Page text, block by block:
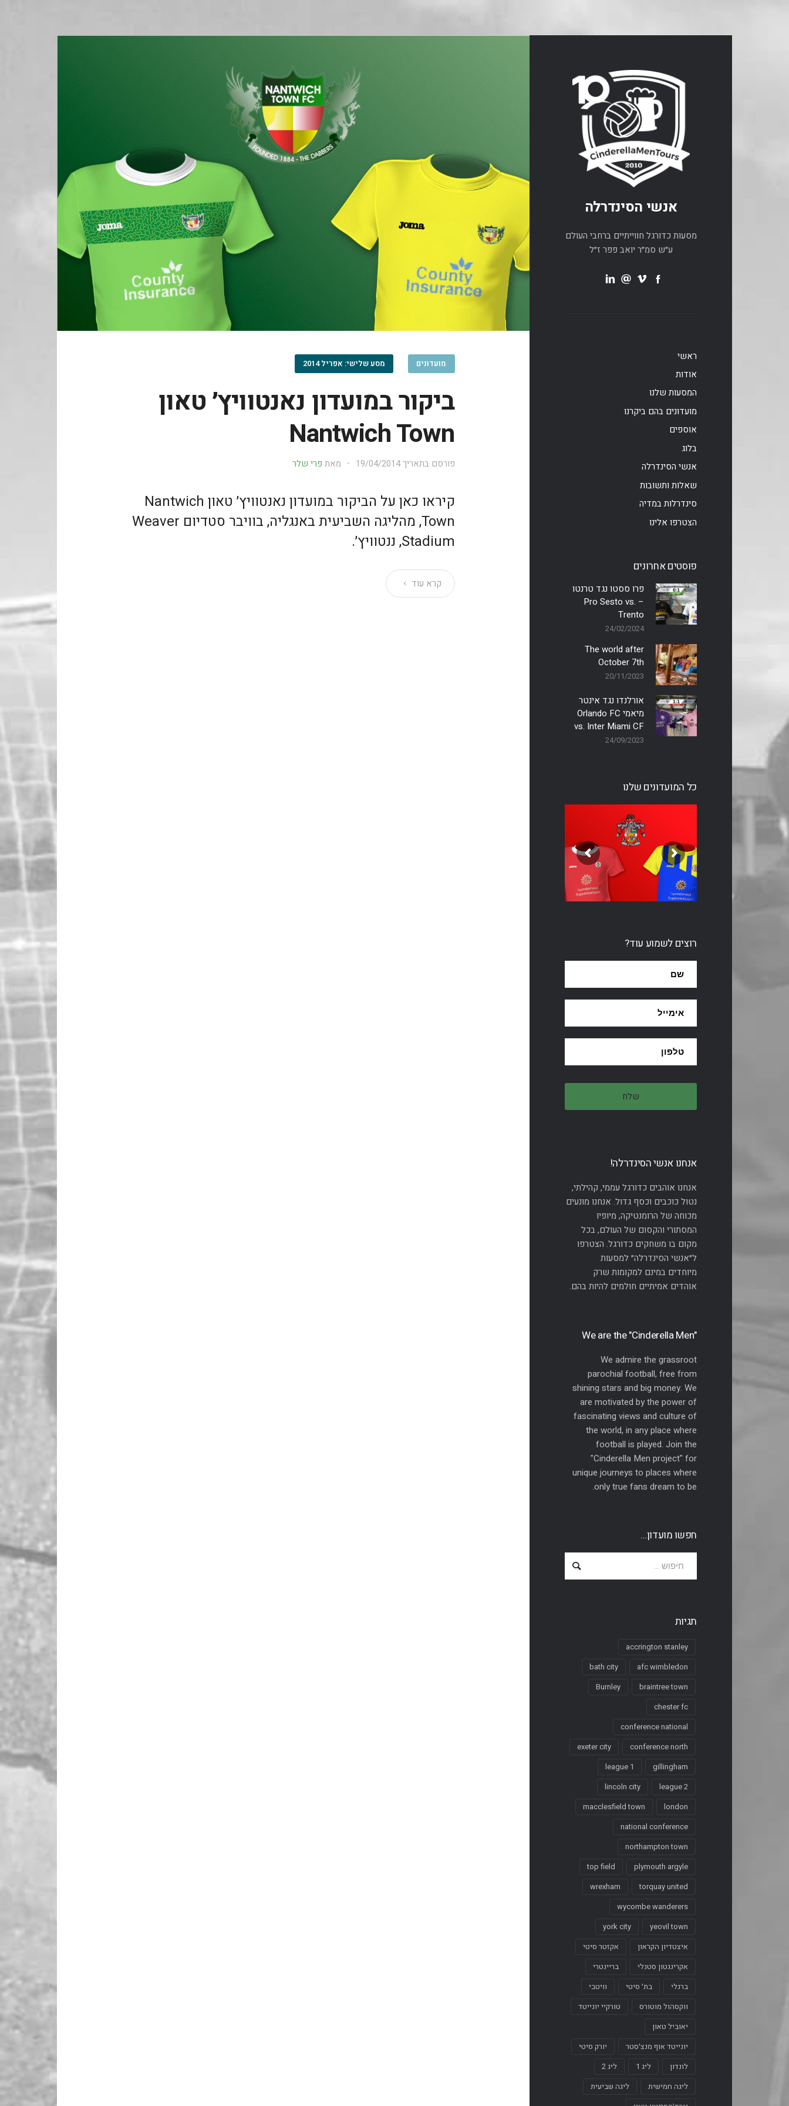
אנשי הסינדרלה
מסעות כדורגל חווייתיים ברחבי העולם
ע״ש סמ״ר יואב פפר ז״ל
ראשי
אודות
המסעות שלנו
מועדונים בהם ביקרנו
אוספים
בלוג
אנשי הסינדרלה
שאלות ותשובות
סינדרלות במדיה
הצטרפו אלינו
פוסטים אחרונים
פרו ססטו נגד טרנטו
– Pro Sesto vs.
Trento
24/02/2024
The world after
October 7th
20/11/2023
אורלנדו נגד אינטר
מיאמי Orlando FC
vs. Inter Miami CF
24/09/2023
כל המועדונים שלנו
רוצים לשמוע עוד?
אנחנו אנשי הסינדרלה!
אנחנו אוהבים כדורגל עממי, קהילתי,
נטול כוכבים וכסף גדול. אנחנו מונעים
מכוחה של הרומנטיקה, מיופיו
המסתורי והקסום של העולם, בכל
מקום בו משחקים כדורגל. הצטרפו
ל״אנשי הסינדרלה״ למסעות
מיוחדים במינם למקומות שרק
אוהדים אמיתיים חולמים להיות בהם.
"We are the "Cinderella Men
We admire the grassroot
parochial football, free from
shining stars and big money. We
are motivated by the power of
fascinating views and culture of
the world, in any place where
football is played. Join the
"Cinderella Men project" for
unique journeys to places where
only true fans dream to be.
חפשו מועדון…
תגיות
accrington stanley
afc wimbledon
bath city
braintree town
Burnley
chester fc
conference national
conference north
exeter city
gillingham
league 1
league 2
lincoln city
london
macclesfield town
national conference
northampton town
plymouth argyle
top field
torquay united
wrexham
wycombe wanderers
yeovil town
york city
איצטדיון הקראון
אקזטר סיטי
אקרינגטון סטנלי
בריינטרי
ברנלי
בת׳ סיטי
וויטבי
ווקסהול מוטורס
טורקיי יונייטד
יאוביל טאון
יונייטד אוף מנצ׳סטר
יורק סיטי
לונדון
ליג 1
ליג 2
ליגה חמישית
ליגה שביעית
מועדונים מסע שלישי: אפריל 2014
ביקור במועדון נאנטוויץ׳ טאון
Nantwich Town
פורסם בתאריך19/04/2014 מאת פרי שלר
קיראו כאן על הביקור במועדון נאנטוויץ׳ טאון Nantwich
Town, מהליגה השביעית באנגליה, בוויבר סטדיום Weaver
Stadium, ננטוויץ׳.
קרא עוד